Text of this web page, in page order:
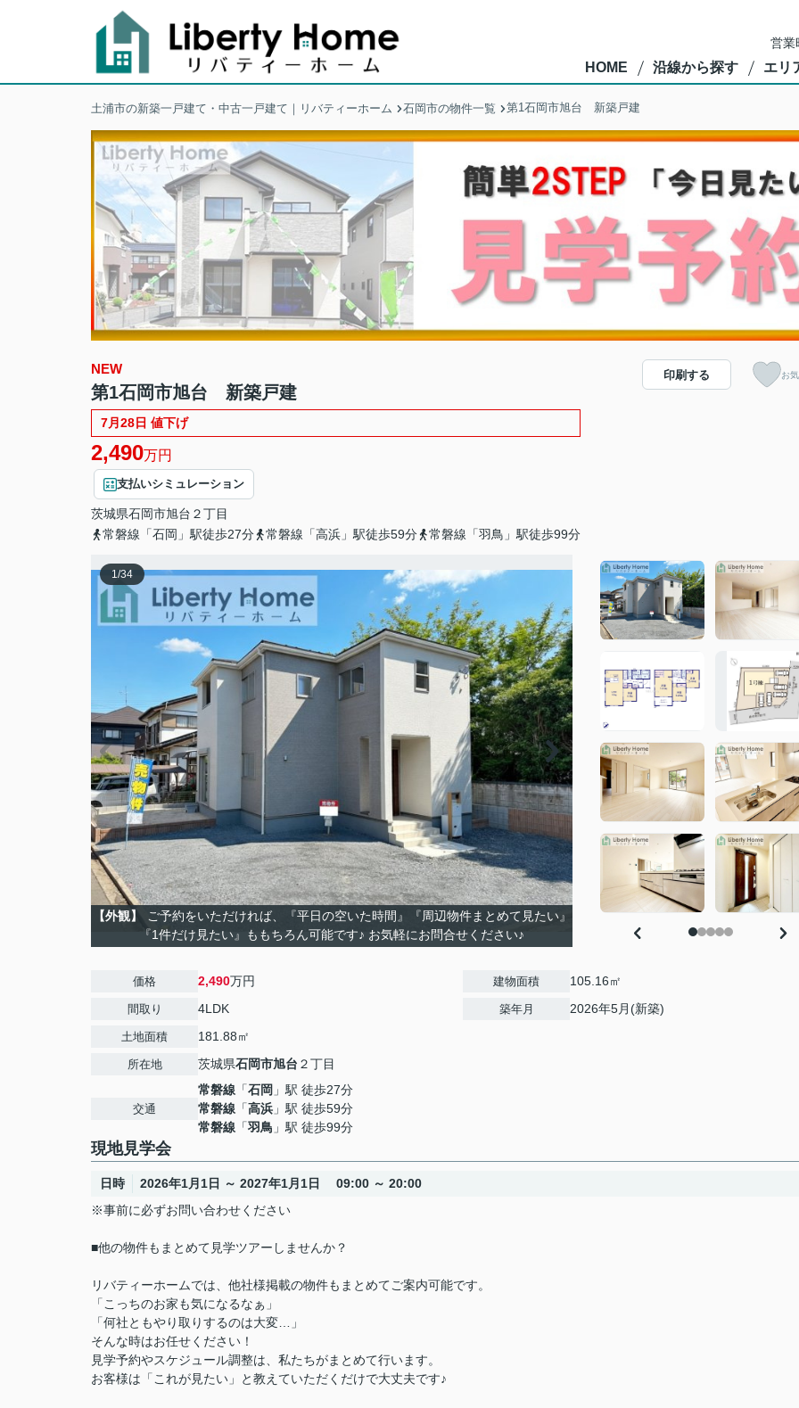
営
HOME 沿線から探す エリ
土浦市の新築一戸建て・中古一戸建て｜リバティーホーム 石岡市の物件一覧 第1石岡市旭台 新築戸建
NEW
第1石岡市旭台 新築戸建
7月28日 値下げ
2,490万円
支払いシミュレーション
茨城県石岡市旭台 ２丁目
常磐線「石岡」駅徒歩27分
常磐線「高浜」駅徒歩59分 常磐線「羽鳥」駅徒歩99分
印刷する お
1/34
【外観】
ご予約をいただければ、『平日の空いた時間』『周辺物件まとめて見たい』
『1件だけ見たい』ももちろん可能です♪ お気軽にお問合せください♪
価格 2,490万円
間取り 4LDK
土地面積 181.88㎡
所在地 茨城県石岡市旭台 ２丁目
交通
常磐線 「石岡 」駅 徒歩27分
常磐線 「高浜 」駅 徒歩59分
常磐線 「羽鳥 」駅 徒歩99分
建物面積 105.16㎡
築年月 2026年5月(新築)
現地見学会
日時
2026年1月1日 ～ 2027年1月1日 09:00 ～ 20:00
※事前に必ずお問い合わせください
■他の物件もまとめて見学ツアーしませんか？
リバティーホームでは、他社様掲載の物件もまとめてご案内可能です。
「こっちのお家も気になるなぁ」
「何社ともやり取りするのは大変…」
そんな時はお任せください！
見学予約やスケジュール調整は、私たちがまとめて行います。
お客様は「これが見たい」と教えていただくだけで大丈夫です♪